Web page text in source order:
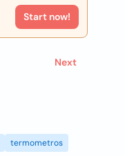
Start now!
Next
termometros